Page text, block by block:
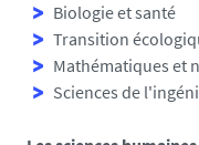
Biologie et santé
Transition
Mathématiques et
Sciences de